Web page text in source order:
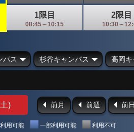
1限目
08:45～10:15
2限目
10:30～
パス 杉谷キャンパス 高岡
前月 前週 前
利用可能 一部利用可能 利用不可